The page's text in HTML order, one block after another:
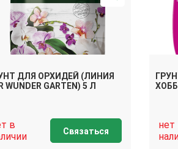
ДЛЯ ОРХИДЕЙ (ЛИНИЯ
WUNDER GARTEN) 5 Л
в
Связаться
нет